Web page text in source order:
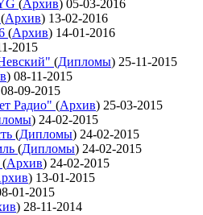
(Архив) 05-03-2016
(Архив) 13-02-2016
(Архив) 14-01-2016
2015
(Дипломы) 25-11-2015
) 08-11-2015
08-09-2015
Радио" (Архив) 25-03-2015
) 24-02-2015
(Дипломы) 24-02-2015
(Дипломы) 24-02-2015
(Архив) 24-02-2015
) 13-01-2015
01-2015
) 28-11-2014